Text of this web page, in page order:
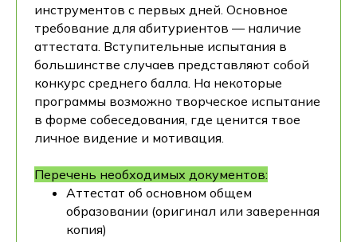
инструментов с первых дней. Основное
требование для абитуриентов — наличие
аттестата. Вступительные испытания в
большинстве случаев представляют собой
конкурс среднего балла. На некоторые
программы возможно творческое испытание
в форме собеседования, где ценится твое
личное видение и мотивация.
Перечень необходимых документов:
Аттестат об основном общем
образовании (оригинал или заверенная
копия)